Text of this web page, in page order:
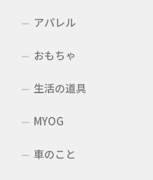
アパレル
おもちゃ
生活の道具
MYOG
車のこと